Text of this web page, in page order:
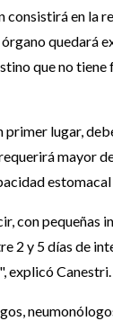
en la
quedará
que no tiene
lugar,
mayor
con pequeñas
2 y 5 días de
explicó Canestri.